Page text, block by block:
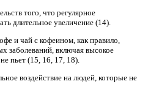
того, что регулярное
длительное увеличение (14).
и чай с кофеином, как правило,
заболеваний, включая высокое
пьет (15, 16, 17, 18).
воздействие на людей, которые не